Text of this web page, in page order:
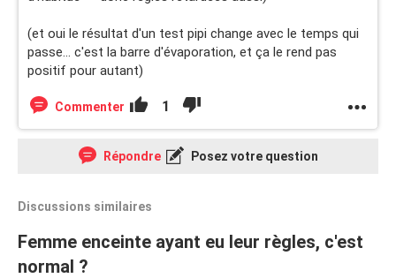
(et oui le résultat d'un test pipi change avec le temps qui
passe... c'est la barre d'évaporation, et ça le rend pas
positif pour autant)
Commenter 1
Répondre Posez votre question
Discussions similaires
Femme enceinte ayant eu leur règles, c'est
normal ?